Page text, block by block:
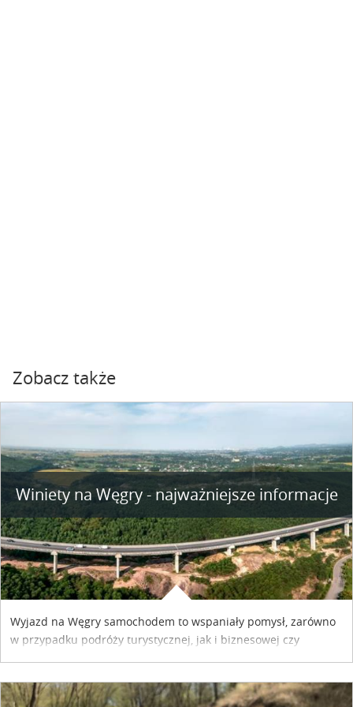
Zobacz także
Winiety na Węgry - najważniejsze informacje
Wyjazd na Węgry samochodem to wspaniały pomysł, zarówno
w przypadku podróży turystycznej, jak i biznesowej czy
współpracy reklamowej z Hungary Vignette.